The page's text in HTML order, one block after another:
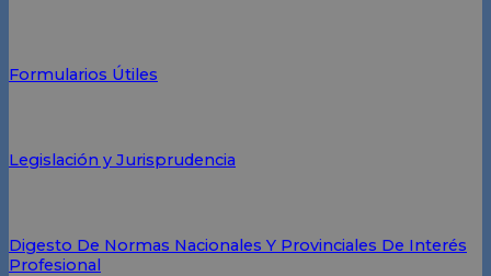
Formularios Útiles
Legislación y Jurisprudencia
Digesto De Normas Nacionales Y Provinciales De Interés
Profesional